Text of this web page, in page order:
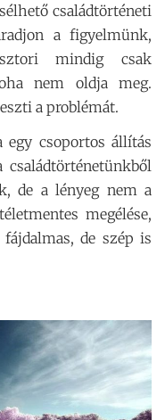
családtörténeti
a figyelmünk,
mindig csak
nem oldja meg.
a problémát.
egy csoportos állítás
de a lényeg nem a
megélése,
de szép is